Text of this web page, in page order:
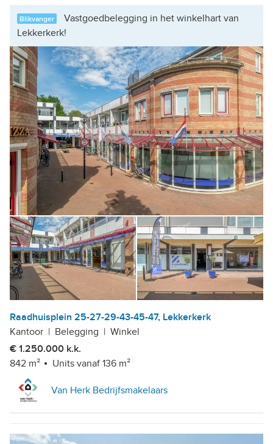
Blikvanger
Vastgoedbelegging in het winkelhart van
Lekkerkerk!
Raadhuisplein 25-27-29-43-45-47, Lekkerkerk
Kantoor | Belegging | Winkel
€ 1.250.000 k.k.
842 m²
Units vanaf 136 m²
Van Herk Bedrijfsmakelaars